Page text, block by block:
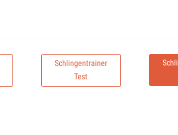
Schlingentrainer
Test